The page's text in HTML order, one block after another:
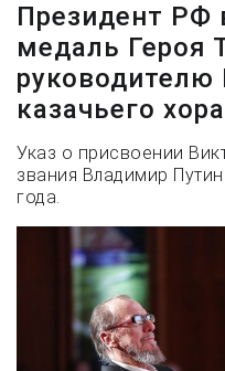
Президент РФ
медаль Героя
руководителю
казачьего хора
Указ о присвоении
звания Владимир
года.